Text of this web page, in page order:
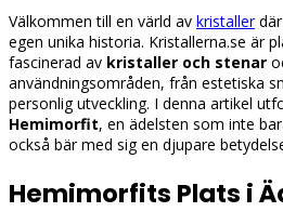
Välkommen till en värld av kristallerdär
egen unika historia. Kristallerna.se är
fascinerad av kristaller och stenar
användningsområden, från estetiska
personlig utveckling. I denna artikel
Hemimorfit, en ädelsten som inte
också bär med sig en djupare
Hemimorfits Plats i